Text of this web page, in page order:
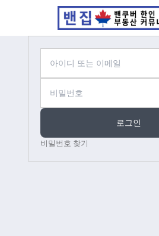
로그인
비밀번호 찾기